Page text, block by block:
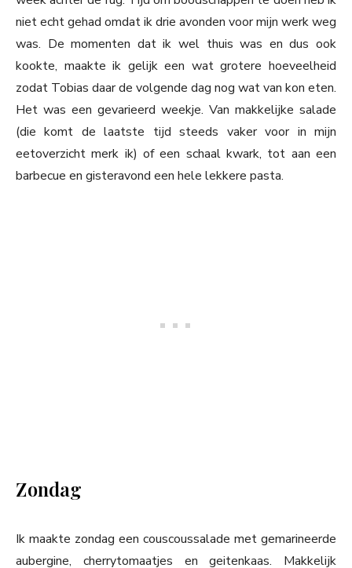
niet echt gehad omdat ik drie avonden voor mijn werk weg
was. De momenten dat ik wel thuis was en dus ook
kookte, maakte ik gelijk een wat grotere hoeveelheid
zodat Tobias daar de volgende dag nog wat van kon eten.
Het was een gevarieerd weekje. Van makkelijke salade
(die komt de laatste tijd steeds vaker voor in mijn
eetoverzicht merk ik) of een schaal kwark, tot aan een
barbecue en gisteravond een hele lekkere pasta.
Zondag
Ik maakte zondag een couscoussalade met gemarineerde
aubergine, cherrytomaatjes en geitenkaas. Makkelijk